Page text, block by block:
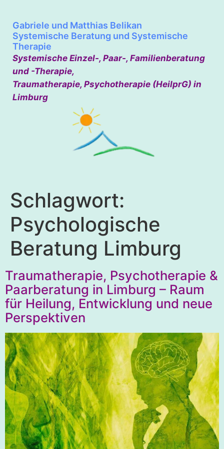
Gabriele und Matthias Belikan
Systemische Beratung und Systemische
Therapie
Systemische Einzel-, Paar-, Familienberatung
und -Therapie,
Traumatherapie, Psychotherapie (HeilprG) in
Limburg
Schlagwort:
Psychologische
Beratung Limburg
Traumatherapie, Psychotherapie &
Paarberatung in Limburg – Raum
für Heilung, Entwicklung und neue
Perspektiven